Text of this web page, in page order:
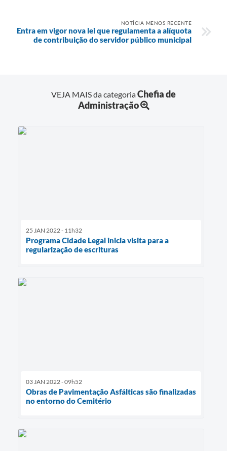
NOTÍCIA MENOS RECENTE
Entra em vigor nova lei que regulamenta a alíquota
de contribuição do servidor público municipal
VEJA MAIS da categoriaChefia de
Administração
25 JAN 2022 - 11h32
Programa Cidade Legal inicia visita para a
regularização de escrituras
03 JAN 2022 - 09h52
Obras de Pavimentação Asfálticas são finalizadas
no entorno do Cemitério